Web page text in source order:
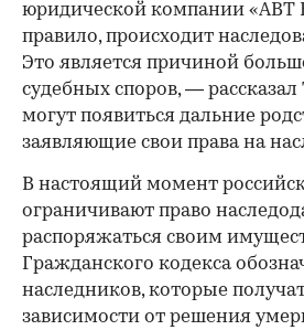
юридической компании «АВТ
правило, происходит
Это является причиной
судебных споров, — рассказал
могут появиться дальние
заявляющие свои права на
В настоящий момент
ограничивают право
распоряжаться своим
Гражданского кодекса
наследников, которые
зависимости от решения